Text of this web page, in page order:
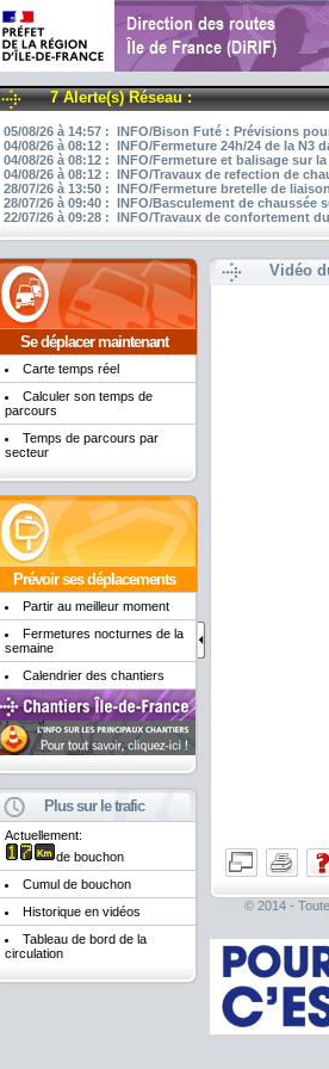
7 Alerte(s) Réseau :
05/08/26 à 14:57 : INFO/Bison Futé : Prévisions
04/08/26 à 08:12 : INFO/Fermeture 24h/24 de la N3
04/08/26 à 08:12 : INFO/Fermeture et balisage sur
04/08/26 à 08:12 : INFO/Travaux de refection de
28/07/26 à 13:50 : INFO/Fermeture bretelle de
28/07/26 à 09:40 : INFO/Basculement de
22/07/26 à 09:28 : INFO/Travaux de confortement
Se déplacer maintenant
Carte temps réel
Calculer son temps de
parcours
Temps de parcours par
secteur
Prévoir ses déplacements
Partir au meilleur moment
Fermetures nocturnes de la
semaine
Calendrier des chantiers
Plus sur le trafic
Actuellement:
de bouchon
Cumul de bouchon
Historique en vidéos
Tableau de bord de la
circulation
Vidéo
© 2014 -